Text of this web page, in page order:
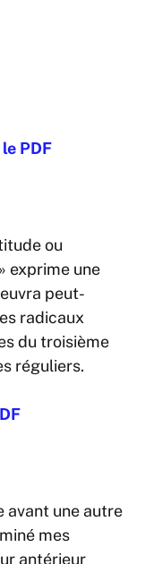
PDF
ou
exprime une
peut-
radicaux
du troisième
réguliers.
avant une autre
mes
antérieur